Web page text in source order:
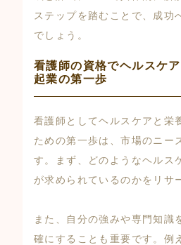
ステップを踏むことで、成功
でしょう。
看護師の資格でヘルスケ
起業の第一歩
看護師としてヘルスケアと栄
ための第一歩は、市場のニー
す。まず、どのようなヘルス
が求められているのかをリサ
また、自分の強みや専門知識
確にすることも重要です。例